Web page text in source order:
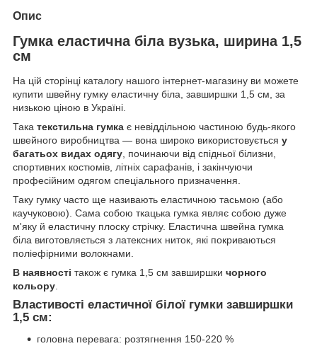
Опис
Гумка еластична біла вузька, ширина 1,5
см
На цій сторінці каталогу нашого інтернет-магазину ви можете
купити швейну гумку еластичну біла, завширшки 1,5 см, за
низькою ціною в Україні.
Така текстильна гумка є невіддільною частиною будь-якого
швейного виробництва — вона широко використовується у
багатьох видах одягу, починаючи від спідньої білизни,
спортивних костюмів, літніх сарафанів, і закінчуючи
професійним одягом спеціального призначення.
Таку гумку часто ще називають еластичною тасьмою (або
каучуковою). Сама собою ткацька гумка являє собою дуже
м'яку й еластичну плоску стрічку. Еластична швейна гумка
біла виготовляється з латексних ниток, які покриваються
поліефірними волокнами.
В наявності також є гумка 1,5 см завширшки чорного
кольору.
Властивості еластичної білої гумки завширшки
1,5 см:
головна перевага: розтягнення 150-220 %